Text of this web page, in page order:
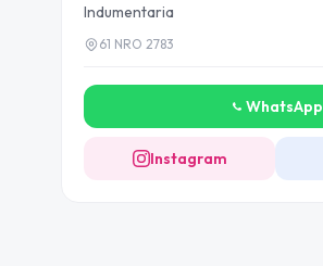
Indumentaria
61 NRO 2783
WhatsApp
Instagram